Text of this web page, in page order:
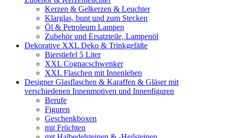
Kerzen & Gelkerzen & Leuchter
Klarglas, bunt und zum Stecken
Öl & Petroleum Lampen
Zubehör und Ersatzteile, Lampenöl
Dekorative XXL Deko & Trinkgefäße
Bierstiefel 5 Liter
XXL Cognacschwenker
XXL Flaschen mit Innenleben
Designer Glasflaschen & Karaffen & Gläser mit
verschiedenen Innenmotiven und Innenfiguren
Berufe
Figuren
Geschenkboxen
mit Früchten